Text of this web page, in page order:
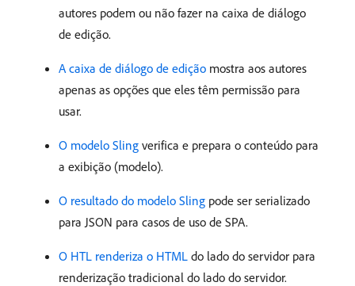
autores podem ou não fazer na caixa de diálogo
de edição.
A caixa de diálogo de edição mostra aos autores
apenas as opções que eles têm permissão para
usar.
O modelo Sling verifica e prepara o conteúdo para
a exibição (modelo).
O resultado do modelo Sling pode ser serializado
para JSON para casos de uso de SPA.
O HTL renderiza o HTML do lado do servidor para
renderização tradicional do lado do servidor.